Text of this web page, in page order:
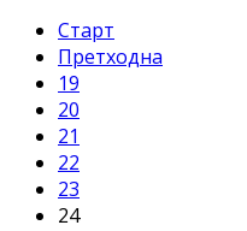
Старт
Претходна
19
20
21
22
23
24